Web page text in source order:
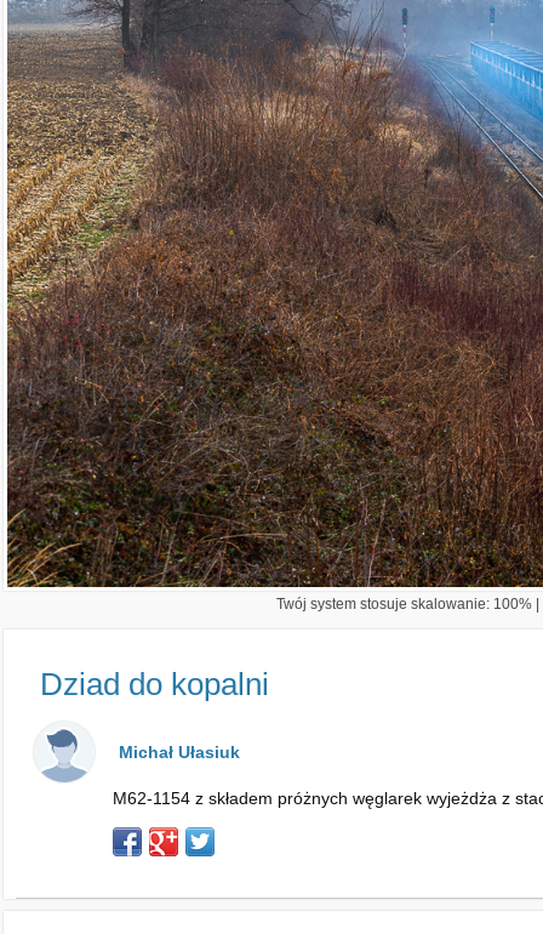
Twój system stosuje skalowanie: 100%
Dziad do kopalni
Michał Ułasiuk
M62-1154 z składem próżnych węglarek wyjeżdża z